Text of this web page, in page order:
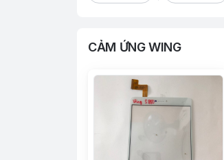
CẢM ỨNG WING